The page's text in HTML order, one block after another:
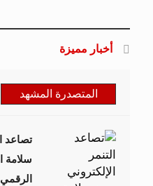
أخبار مميزة
المتصدرة المشهد
تصاعد
سلامة
الرقمي